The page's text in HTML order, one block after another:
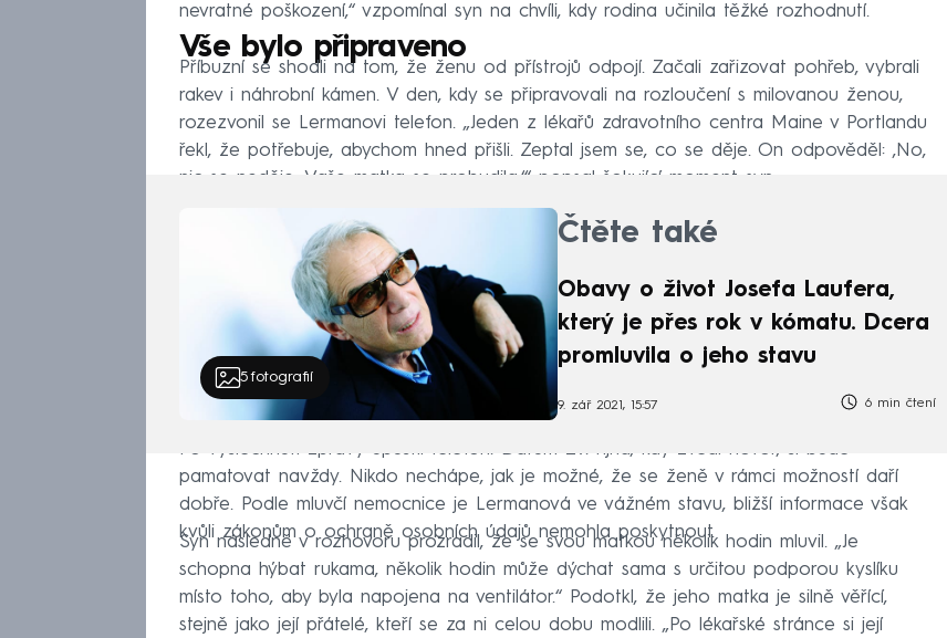
nevratné poškození,“ vzpomínal syn na chvíli, kdy rodina učinila těžké rozhodnutí.
Vše bylo připraveno
Příbuzní se shodli na tom, že ženu od přístrojů odpojí. Začali zařizovat pohřeb, vybrali
rakev i náhrobní kámen. V den, kdy se připravovali na rozloučení s milovanou ženou,
rozezvonil se Lermanovi telefon. „Jeden z lékařů zdravotního centra Maine v Portlandu
řekl, že potřebuje, abychom hned přišli. Zeptal jsem se, co se děje. On odpověděl: ‚No,
nic se neděje. Vaše matka se probudila,‘“ popsal šokující moment syn.
5fotografií
Čtěte také
Obavy o život Josefa Laufera,
který je přes rok v kómatu. Dcera
promluvila o jeho stavu
9. zář 2021, 15:57 6 min čtení
Po vyslechnutí zprávy upustil telefon. Datum 29. října, kdy zvedl hovor, si bude
pamatovat navždy. Nikdo nechápe, jak je možné, že se ženě v rámci možností daří
dobře. Podle mluvčí nemocnice je Lermanová ve vážném stavu, bližší informace však
kvůli zákonům o ochraně osobních údajů nemohla poskytnout.
Syn následně v rozhovoru prozradil, že se svou matkou několik hodin mluvil. „Je
schopna hýbat rukama, několik hodin může dýchat sama s určitou podporou kyslíku
místo toho, aby byla napojena na ventilátor.“ Podotkl, že jeho matka je silně věřící,
stejně jako její přátelé, kteří se za ni celou dobu modlili. „Po lékařské stránce si její